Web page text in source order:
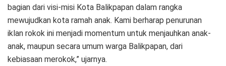
bagian dari visi-misi Kota Balikpapan dalam rangka
mewujudkan kota ramah anak. Kami berharap penurunan
iklan rokok ini menjadi momentum untuk menjauhkan anak-
anak, maupun secara umum warga Balikpapan, dari
kebiasaan merokok,” ujarnya.